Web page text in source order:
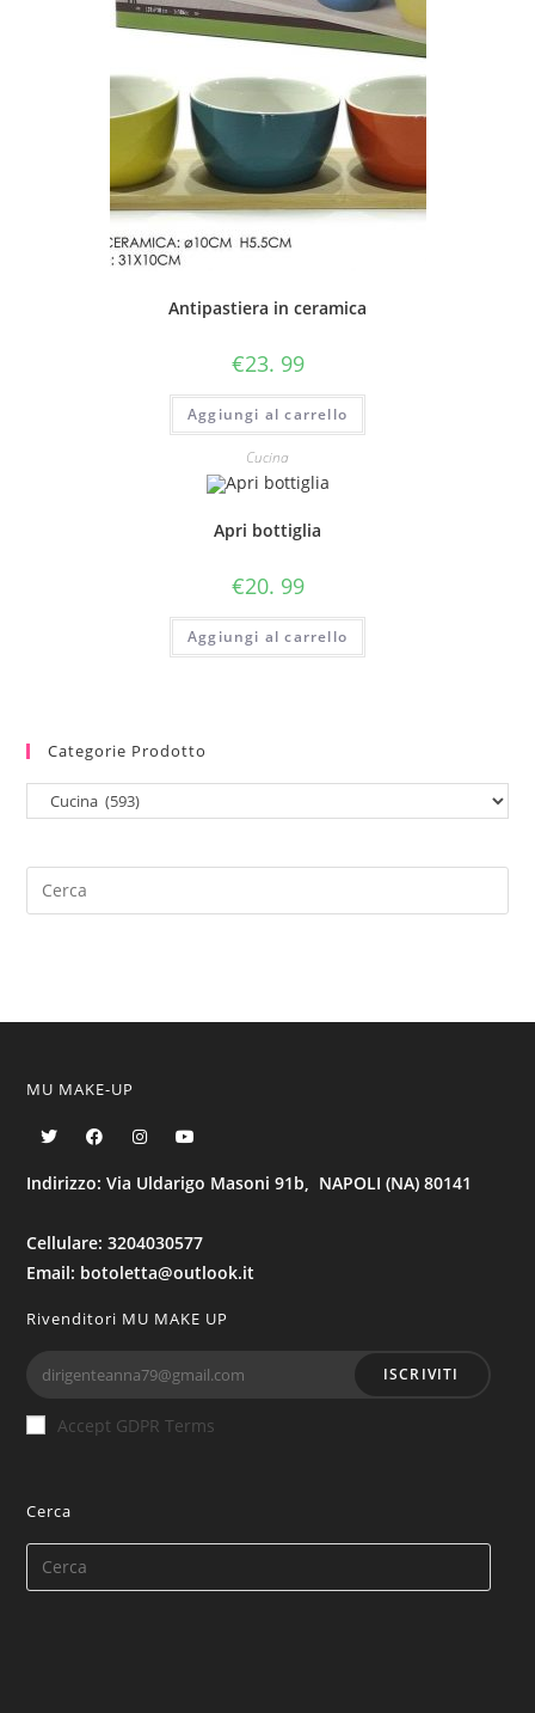
Antipastiera in ceramica
€23. 99
Aggiungi al carrello
Cucina
Apri bottiglia
€20. 99
Aggiungi al carrello
Categorie Prodotto
MU MAKE-UP
Indirizzo: Via Uldarigo Masoni 91b, NAPOLI (NA) 80141
Cellulare: 3204030577
Email: botoletta@outlook.it
Rivenditori MU MAKE UP
ISCRIVITI
Accept GDPR Terms
Cerca